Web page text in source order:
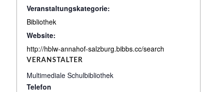
Veranstaltungskategorie:
Bibliothek
Website:
http://hblw-annahof-salzburg.bibbs.cc/search
VERANSTALTER
Multimediale Schulbibliothek
Telefon